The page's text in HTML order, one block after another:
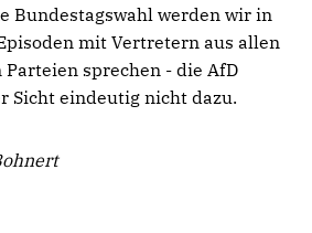
Bundestagswahl werden wir in
mit Vertretern aus allen
sprechen - die AfD
Sicht eindeutig nicht dazu.